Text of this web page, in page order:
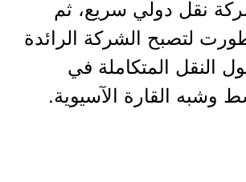
نقل دولي سريع، ثم
لتصبح الشركة الرائدة
النقل المتكاملة في
وشبه القارة الآسيوية.